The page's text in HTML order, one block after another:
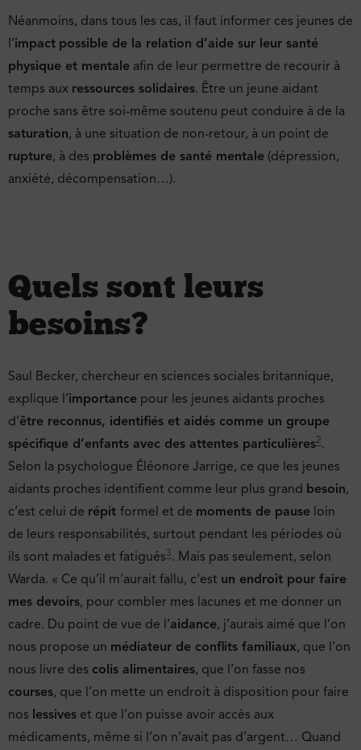
Néanmoins, dans tous les cas, il faut informer ces jeunes de
l’impact possible de la relation d’aide sur leur santé
physique et mentale afin de leur permettre de recourir à
temps aux ressources solidaires. Être un jeune aidant
proche sans être soi-même soutenu peut conduire à de la
saturation, à une situation de non-retour, à un point de
rupture, à des problèmes de santé mentale (dépression,
anxiété, décompensation…).
Quels sont leurs
besoins ?
Saul Becker, chercheur en sciences sociales britannique,
explique l’importance pour les jeunes aidants proches
d’être reconnus, identifiés et aidés comme un groupe
spécifique d’enfants avec des attentes particulières2.
Selon la psychologue Éléonore Jarrige, ce que les jeunes
aidants proches identifient comme leur plus grand besoin,
c’est celui de répit formel et de moments de pause loin
de leurs responsabilités, surtout pendant les périodes où
ils sont malades et fatigués3. Mais pas seulement, selon
Warda. « Ce qu’il m’aurait fallu, c’est un endroit pour faire
mes devoirs, pour combler mes lacunes et me donner un
cadre. Du point de vue de l’aidance, j’aurais aimé que l’on
nous propose un médiateur de conflits familiaux, que l’on
nous livre des colis alimentaires, que l’on fasse nos
courses, que l’on mette un endroit à disposition pour faire
nos lessives et que l’on puisse avoir accès aux
médicaments, même si l’on n’avait pas d’argent… Quand